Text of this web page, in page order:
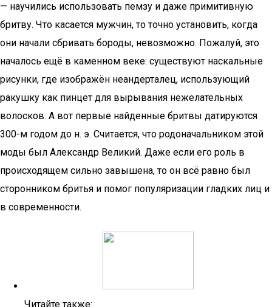
— научились использовать пемзу и даже примитивную
бритву. Что касается мужчин, то точно установить, когда
они начали сбривать бороды, невозможно. Пожалуй, это
началось ещё в каменном веке: существуют наскальные
рисунки, где изображён неандерталец, использующий
ракушку как пинцет для вырывания нежелательных
волосков. А вот первые найденные бритвы датируются
300-м годом до н. э. Считается, что родоначальником этой
моды был Александр Великий. Даже если его роль в
происходящем сильно завышена, то он всё равно был
сторонником бритья и помог популяризации гладких лиц и
в современности.
Читайте также: